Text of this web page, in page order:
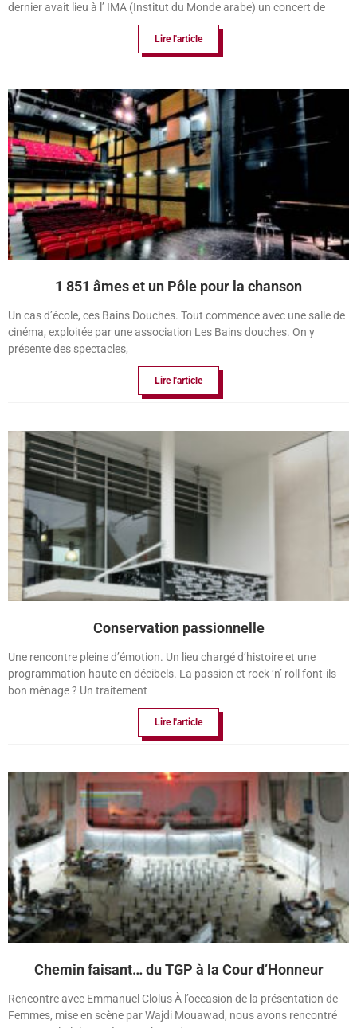
dernier avait lieu à l’ IMA (Institut du Monde arabe) un concert de
Lire l'article
1 851 âmes et un Pôle pour la chanson
Un cas d’école, ces Bains Douches. Tout commence avec une salle de
cinéma, exploitée par une association Les Bains douches. On y
présente des spectacles,
Lire l'article
Conservation passionnelle
Une rencontre pleine d’émotion. Un lieu chargé d’histoire et une
programmation haute en décibels. La passion et rock ‘n’ roll font-ils
bon ménage ? Un traitement
Lire l'article
Chemin faisant… du TGP à la Cour d’Honneur
Rencontre avec Emmanuel Clolus À l’occasion de la présentation de
Femmes, mise en scène par Wajdi Mouawad, nous avons rencontré